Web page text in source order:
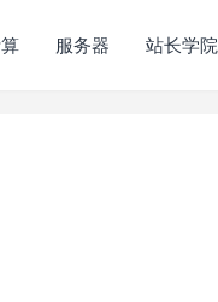
服务器 站长学院